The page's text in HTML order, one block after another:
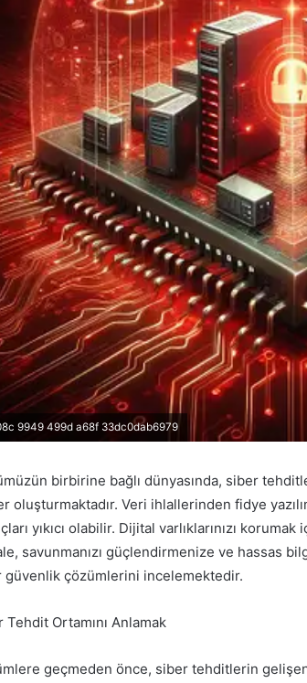
9949 499d a68f 33dc0dab6979
birbirine bağlı dünyasında, siber
oluşturmaktadır. Veri ihlallerinden fidye
yıkıcı olabilir. Dijital varlıklarınızı
savunmanızı güçlendirmenize ve hassas
güvenlik çözümlerini incelemektedir.
Tehdit Ortamını Anlamak
geçmeden önce, siber tehditlerin